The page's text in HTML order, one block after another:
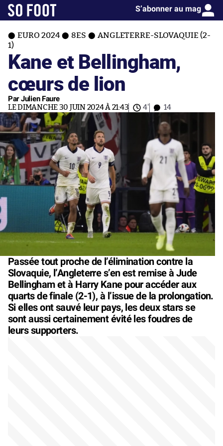
S’abonner au mag
EURO 2024 8ES
ANGLETERRE-SLOVAQUIE (2-
1)
Kane et Bellingham,
cœurs de lion
Par Julien Faure
LE DIMANCHE 30 JUIN 2024 À 21:43 4' 14
Passée tout proche de l’élimination contre la
Slovaquie, l’Angleterre s’en est remise à Jude
Bellingham et à Harry Kane pour accéder aux
quarts de finale (2-1), à l’issue de la prolongation.
Si elles ont sauvé leur pays, les deux stars se
sont aussi certainement évité les foudres de
leurs supporters.